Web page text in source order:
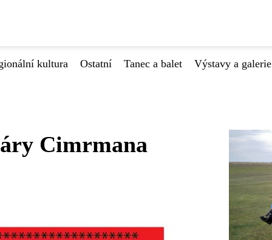
kultura Ostatní Tanec a balet Výstavy a galerie
Cimrmana